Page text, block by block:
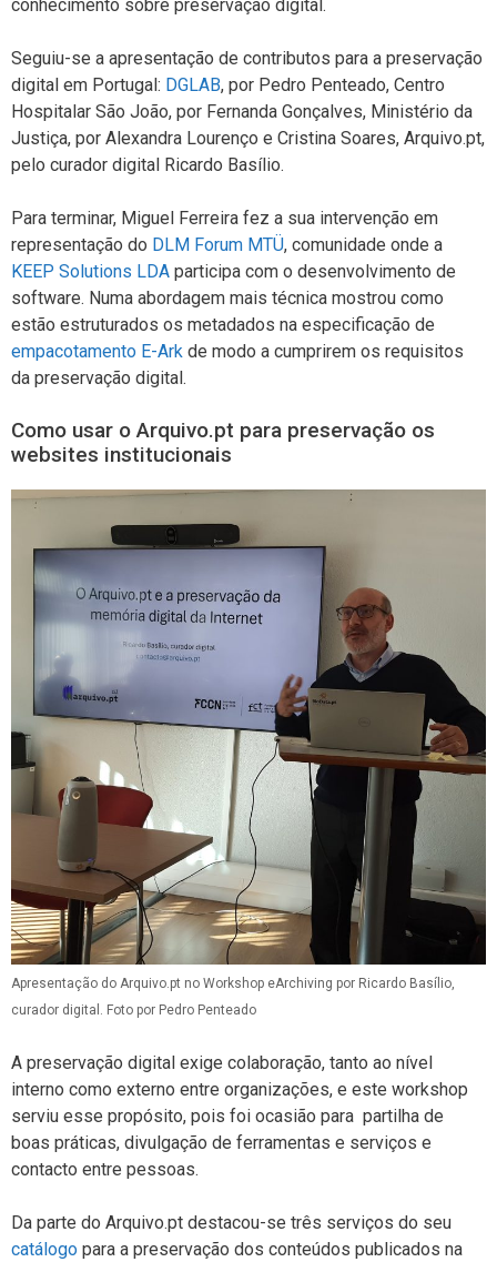
conhecimento sobre preservação digital.
Seguiu-se a apresentação de contributos para a preservação
digital em Portugal: DGLAB, por Pedro Penteado, Centro
Hospitalar São João, por Fernanda Gonçalves, Ministério da
Justiça, por Alexandra Lourenço e Cristina Soares, Arquivo.pt,
pelo curador digital Ricardo Basílio.
Para terminar, Miguel Ferreira fez a sua intervenção em
representação do DLM Forum MTÜ, comunidade onde a
KEEP Solutions LDA participa com o desenvolvimento de
software. Numa abordagem mais técnica mostrou como
estão estruturados os metadados na especificação de
empacotamento E-Ark de modo a cumprirem os requisitos
da preservação digital.
Como usar o Arquivo.pt para preservação os
websites institucionais
Apresentação do Arquivo.pt no Workshop eArchiving por Ricardo Basílio,
curador digital. Foto por Pedro Penteado
A preservação digital exige colaboração, tanto ao nível
interno como externo entre organizações, e este workshop
serviu esse propósito, pois foi ocasião para partilha de
boas práticas, divulgação de ferramentas e serviços e
contacto entre pessoas.
Da parte do Arquivo.pt destacou-se três serviços do seu
catálogo para a preservação dos conteúdos publicados na